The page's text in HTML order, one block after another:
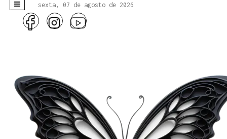
sexta, 07 de agosto de 2026